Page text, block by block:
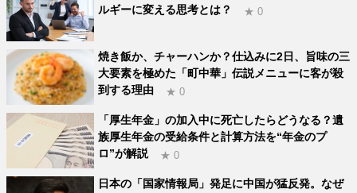
ルギーに変える思考とは？
★ 0
焼き飯か、チャーハンか？仕込みに2日、旨味の三
大要素を極めた「町中華」伝説メニューに客が殺
到する理由
★ 0
「厚生年金」の加入中に死亡したらどうなる？遺
族厚生年金の受給条件と計算方法を“年金のプ
ロ”が解説
★ 0
日本の「国家情報局」発足に中国が猛反発。なぜ